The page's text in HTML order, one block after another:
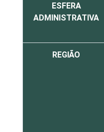
ESFERA
ADMINISTRATIVA
REGIÃO